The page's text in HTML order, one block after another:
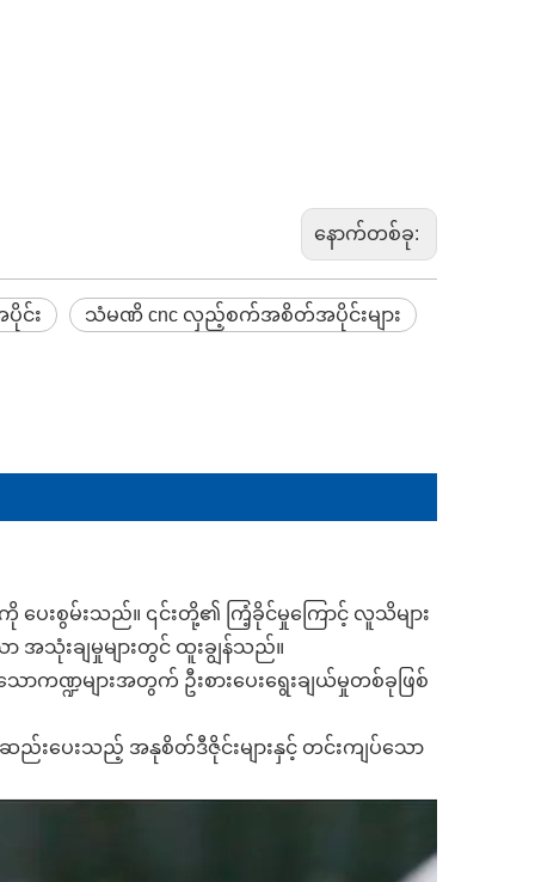
နောက်တစ်ခု:
ပိုင်း သံမဏိ cnc လှည့်စက်အစိတ်အပိုင်းများ
ပေးစွမ်းသည်။ ၎င်းတို့၏ ကြံ့ခိုင်မှုကြောင့် လူသိများ
အသုံးချမှုများတွင် ထူးချွန်သည်။
ဏ္ဍများအတွက် ဦးစားပေးရွေးချယ်မှုတစ်ခုဖြစ်
းပေးသည့် အနုစိတ်ဒီဇိုင်းများနှင့် တင်းကျပ်သော